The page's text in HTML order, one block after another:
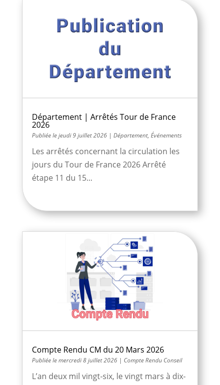
Département | Arrêtés Tour de France
2026
jeudi 9 juillet 2026| Département, Événements
Les arrêtés concernant la circulation les
jours du Tour de France 2026 Arrêté
étape 11 du 15...
Compte Rendu CM du 20 Mars 2026
mercredi 8 juillet 2026| Compte Rendu Conseil
L’an deux mil vingt-six, le vingt mars à dix-